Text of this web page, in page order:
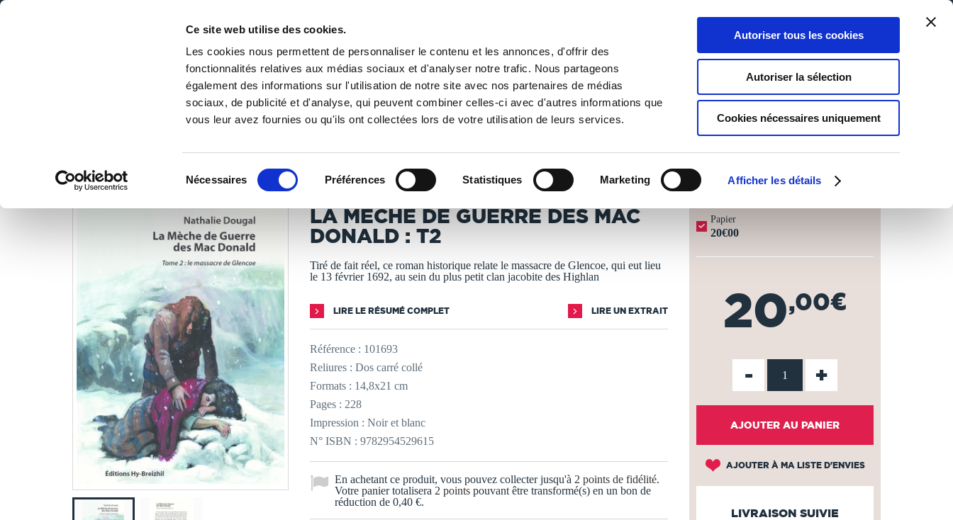
Ce site web utilise des cookies.
Les cookies nous permettent de personnaliser le contenu et les annonces, d'offrir des
fonctionnalités relatives aux médias sociaux et d'analyser notre trafic. Nous partageons
également des informations sur l'utilisation de notre site avec nos partenaires de médias
sociaux, de publicité et d'analyse, qui peuvent combiner celles-ci avec d'autres informations que
vous leur avez fournies ou qu'ils ont collectées lors de votre utilisation de leurs services.
Nécessaires Préférences Statistiques Marketing Afficher les détails
Autoriser tous les cookies
Autoriser la sélection
Cookies nécessaires uniquement
DE LA PAGE BLANCHE... AU BEST SELLER
0
Panier
0
Ma liste
Connexion
PUBLIER UN LIVRE LIBRAIRIE
/ Littérature / Romans historiques / La Mèche de Guerre des Mac Donald : T2
LES LIVRES SONT IMPRIMÉS À LA DEMANDE - DÉLAI ACTUEL : 3 À 5 JOURS OUVRÉS ⏱️
LA MÈCHE DE GUERRE DES MAC
DONALD : T2
Tiré de fait réel, ce roman historique relate le massacre de Glencoe, qui eut lieu
le 13 février 1692, au sein du plus petit clan jacobite des Highlan
LIRE LE RÉSUMÉ COMPLET LIRE UN EXTRAIT
Référence : 101693
Reliures : Dos carré collé
Formats : 14,8x21 cm
Pages : 228
Impression : Noir et blanc
N° ISBN : 9782954529615
En achetant ce produit, vous pouvez collecter jusqu'à 2 points de fidélité.
Votre panier totalisera 2 points pouvant être transformé(s) en un bon de
réduction de 0,40 €.
Papier
20€00
20,00€
- +
AJOUTER AU PANIER
AJOUTER À MA LISTE D'ENVIES
LIVRAISON SUIVIE